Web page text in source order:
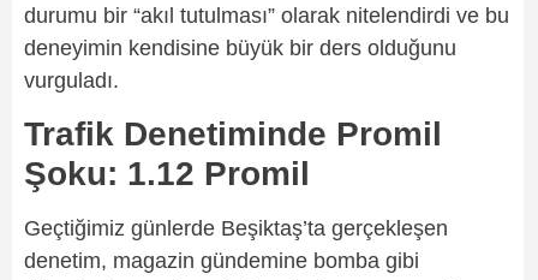
durumu bir “akıl tutulması” olarak nitelendirdi ve bu
deneyimin kendisine büyük bir ders olduğunu
vurguladı.
Trafik Denetiminde Promil
Şoku: 1.12 Promil
Geçtiğimiz günlerde Beşiktaş’ta gerçekleşen
denetim, magazin gündemine bomba gibi